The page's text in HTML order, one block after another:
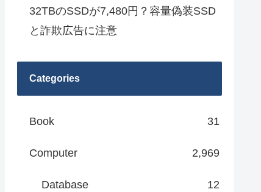
32TBのSSDが7,480円？容量偽装SSD
と詐欺広告に注意
Categories
Book 31
Computer 2,969
Database 12